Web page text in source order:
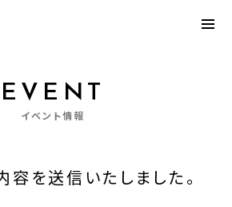
EVENT
イベント情報
容を送信いたしました。